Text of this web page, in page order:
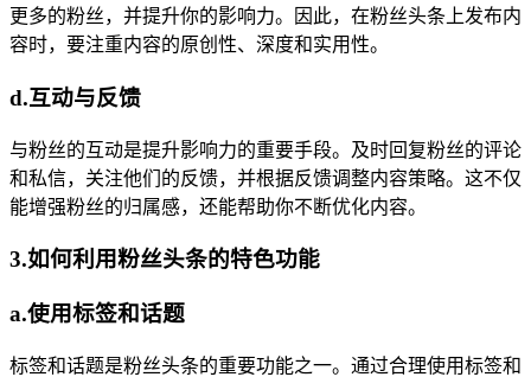
更多的粉丝，并提升你的影响力。因此，在粉丝头条上发布内
容时，要注重内容的原创性、深度和实用性。
d.互动与反馈
与粉丝的互动是提升影响力的重要手段。及时回复粉丝的评论
和私信，关注他们的反馈，并根据反馈调整内容策略。这不仅
能增强粉丝的归属感，还能帮助你不断优化内容。
3.如何利用粉丝头条的特色功能
a.使用标签和话题
标签和话题是粉丝头条的重要功能之一。通过合理使用标签和